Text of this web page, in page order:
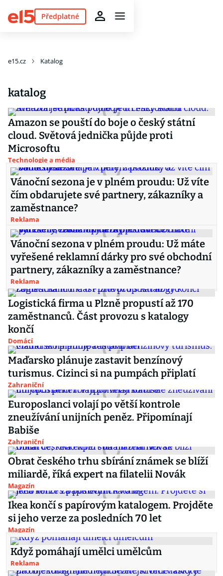
Předplatné
e15.cz Katalog
katalog
Amazon se pouští do boje o český státní
cloud. Světová jednička půjde proti
Microsoftu
Technologie a média
Vánoční sezona je v plném proudu: Už víte
čím obdarujete své partnery, zákazníky a
zaměstnance?
Reklama
Vánoční sezona v plném proudu: Už máte
vyřešené reklamní dárky pro své obchodní
partnery, zákazníky a zaměstnance?
Reklama
Logistická firma u Plzně propustí až 170
zaměstnanců. Část provozu s katalogy
končí
Domácí
Maďarsko plánuje zastavit benzínový
turismus. Cizinci si na pumpách připlatí
Zahraniční
Europoslanci volají po větší kontrole
zneužívání unijních peněz. Připomínají
Babiše
Zahraniční
Obrat českého trhu sbírání známek se blíží
miliardě, říká expert na filatelii Novák
Magazín
Ikea končí s papírovým katalogem. Projděte
si jeho verze za posledních 70 let
Magazín
Když pomáhají umělci umělcům
Reklama